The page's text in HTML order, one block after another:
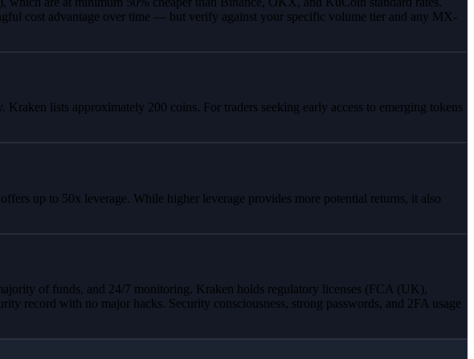
cost advantage over time — but verify against your specific volume tier and any MX-
lists approximately 200 coins. For traders seeking early access to emerging tokens
up to 50x leverage. While higher leverage provides more potential returns, it also
of funds, and 24/7 monitoring. Kraken holds regulatory licenses (FCA (UK),
record with no major hacks. Security consciousness, strong passwords, and 2FA usage